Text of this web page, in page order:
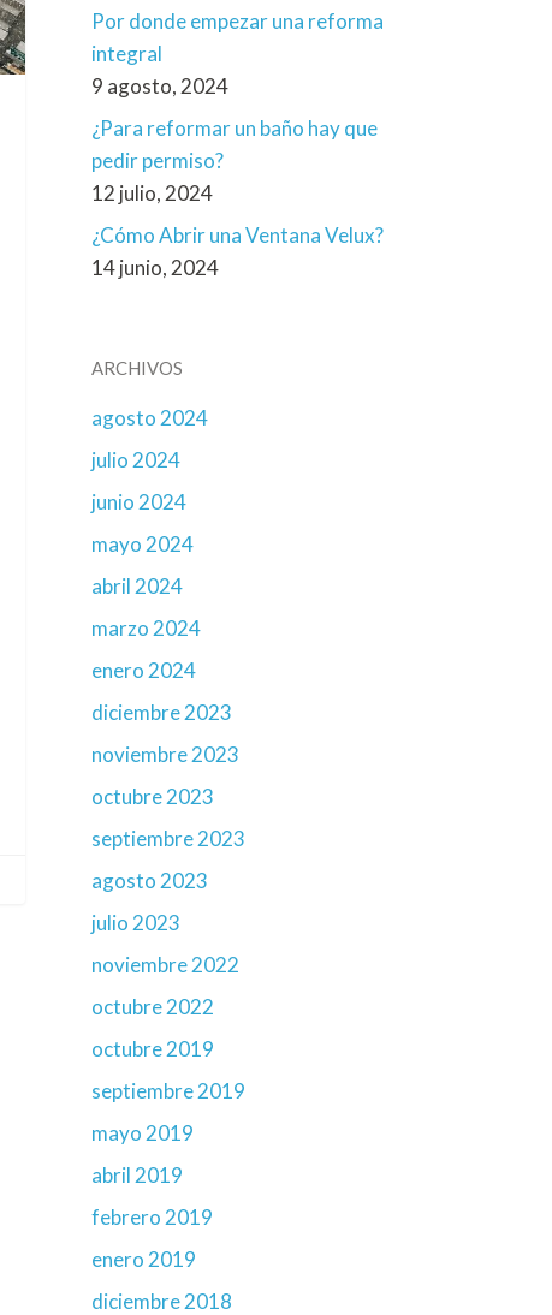
Por donde empezar una reforma
integral
9 agosto, 2024
¿Para reformar un baño hay que
pedir permiso?
12 julio, 2024
¿Cómo Abrir una Ventana Velux?
14 junio, 2024
ARCHIVOS
agosto 2024
julio 2024
junio 2024
mayo 2024
abril 2024
marzo 2024
enero 2024
diciembre 2023
noviembre 2023
octubre 2023
septiembre 2023
agosto 2023
julio 2023
noviembre 2022
octubre 2022
octubre 2019
septiembre 2019
mayo 2019
abril 2019
febrero 2019
enero 2019
diciembre 2018